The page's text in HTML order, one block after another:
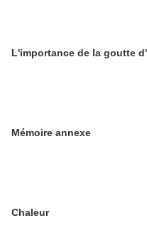
L'importance de la goutte
Mémoire annexe
Chaleur